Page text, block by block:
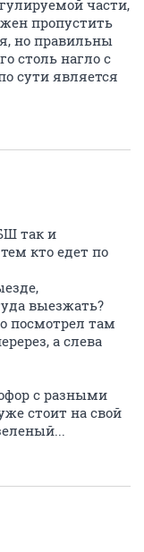
части,
пропустить
но правильны
столь нагло с
сути является
так и
кто едет по
выезжать?
посмотрел там
а слева
с разными
стоит на свой